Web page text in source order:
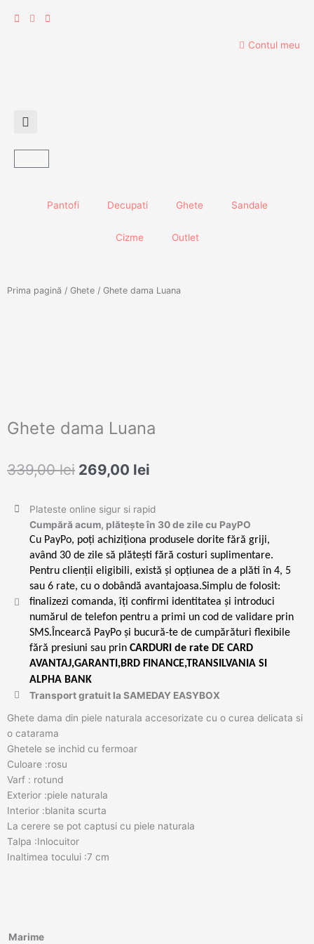
Contul meu
Pantofi Decupati Ghete Sandale
Cizme Outlet
Prima pagină / Ghete / Ghete dama Luana
Ghete dama Luana
339,00lei Prețul
fost:
339,00 lei.
269,00 lei
269,00 lei.
Plateste online sigur si rapid
Cumpără acum, plătește în 30 de zile cu PayPO
Cu PayPo, poți achiziționa produsele dorite fără griji,
având 30 de zile să plătești fără costuri suplimentare.
Pentru clienții eligibili, există și opțiunea de a plăti în 4, 5
sau 6 rate, cu o dobândă avantajoasa.Simplu de folosit:
finalizezi comanda, îți confirmi identitatea și introduci
numărul de telefon pentru a primi un cod de validare prin
SMS.Încearcă PayPo și bucură-te de cumpărături flexibile
fără presiuni sau prin CARDURI de rate DE CARD
AVANTAJ,GARANTI,BRD FINANCE,TRANSILVANIA SI
ALPHA BANK
Transport gratuit la SAMEDAY EASYBOX
Ghete dama din piele naturala accesorizate cu o curea delicata si
o catarama
Ghetele se inchid cu fermoar
Culoare :rosu
Varf : rotund
Exterior :piele naturala
Interior :blanita scurta
La cerere se pot captusi cu piele naturala
Talpa :Inlocuitor
Inaltimea tocului :7 cm
Marime
Cantitate